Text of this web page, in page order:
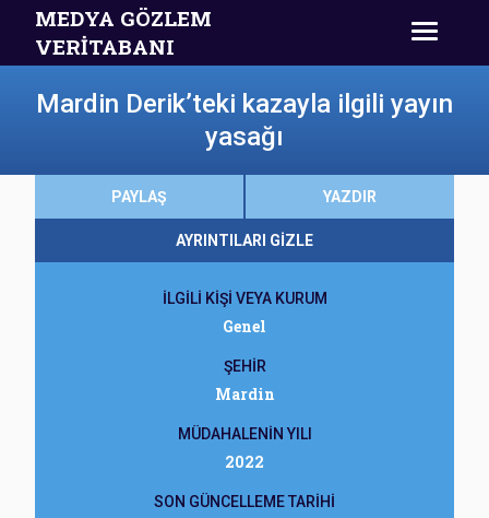
MEDYA GÖZLEM
VERİTABANI
Mardin Derik’teki kazayla ilgili yayın
yasağı
PAYLAŞ YAZDIR
AYRINTILARI GİZLE
İLGİLİ KİŞİ VEYA KURUM
Genel
ŞEHİR
Mardin
MÜDAHALENİN YILI
2022
SON GÜNCELLEME TARİHİ